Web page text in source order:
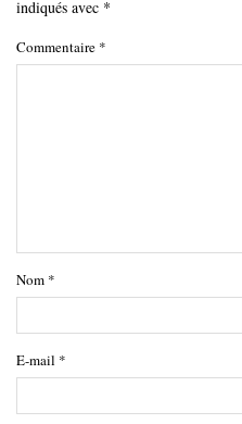
indiqués avec *
Commentaire *
Nom *
E-mail *